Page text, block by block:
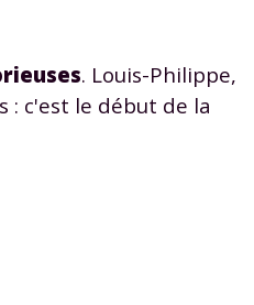
. Louis-Philippe,
: c'est le début de la